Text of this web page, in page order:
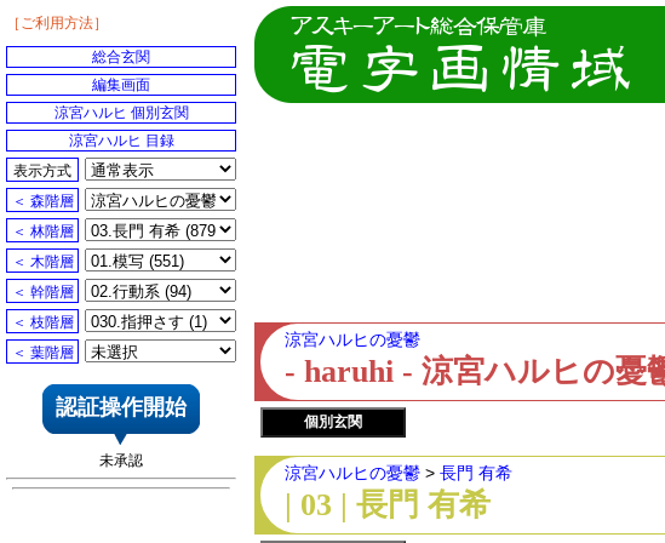
涼宮ハルヒの憂鬱
- haruhi - 涼宮ハルヒの憂
個別玄関
涼宮ハルヒの憂鬱 > 長門 有希
| 03 | 長門 有希
［ご利用方法］
総合玄関
編集画面
涼宮ハルヒ 個別玄関
涼宮ハルヒ 目録
表示方式
＜ 森階層
＜ 林階層
＜ 木階層
＜ 幹階層
＜ 枝階層
＜ 葉階層
認証操作開始
未承認